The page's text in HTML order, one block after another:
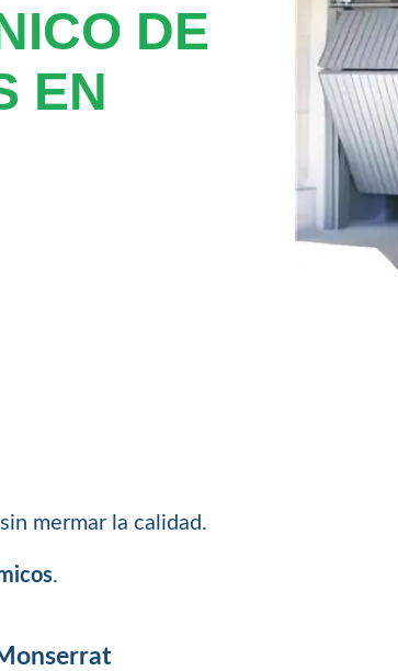
DE
EN
mermar la calidad.
.